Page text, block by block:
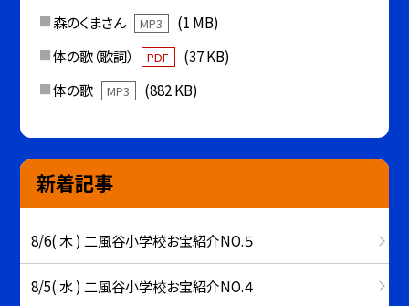
森のくまさん
MP3
(1 MB)
体の歌（歌詞）
PDF
(37 KB)
体の歌
MP3 (882 KB)
新着記事
8/6( 木 ) 二風谷小学校お宝紹介NO.５
8/5( 水 ) 二風谷小学校お宝紹介NO.４